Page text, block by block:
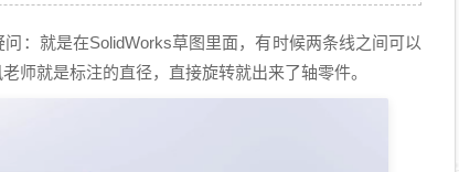
：就是在SolidWorks草图里面，有时候两条线之间可以
师就是标注的直径，直接旋转就出来了轴零件。